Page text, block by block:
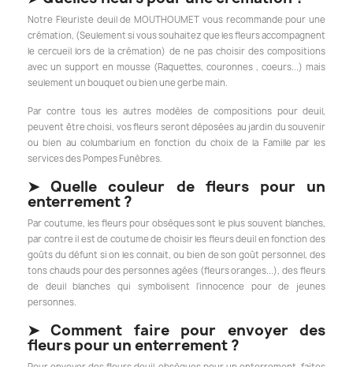
Notre Fleuriste deuil de MOUTHOUMET vous recommande pour une
crémation, (Seulement si vous souhaitez que les fleurs accompagnent
le cercueil lors de la crémation) de ne pas choisir des compositions
avec un support en mousse (Raquettes, couronnes , coeurs...) mais
seulement un bouquet ou bien une gerbe main.
Par contre tous les autres modèles de compositions pour deuil,
peuvent être choisi, vos fleurs seront déposées au jardin du souvenir
ou bien au columbarium en fonction du choix de la Famille par les
services des Pompes Funèbres.
➤Quelle couleur de fleurs pour un
enterrement ?
Par coutume, les fleurs pour obsèques sont le plus souvent blanches,
par contre il est de coutume de choisir les fleurs deuil en fonction des
goûts du défunt si on les connait, ou bien de son goût personnel, des
tons chauds pour des personnes agées (fleurs oranges...), des fleurs
de deuil blanches qui symbolisent l'innocence pour de jeunes
personnes.
➤Comment faire pour envoyer des
fleurs pour un enterrement ?